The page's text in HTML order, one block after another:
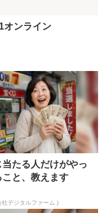
オンライン
当たる人だけがやっ
こと、教えます
社デジタルファーム )